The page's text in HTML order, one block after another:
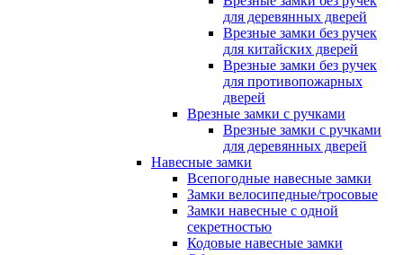
для деревянных дверей
Врезные замки без ручек
для китайских дверей
Врезные замки без ручек
для противопожарных
дверей
Врезные замки с ручками
Врезные замки с ручками
для деревянных дверей
Навесные замки
Всепогодные навесные замки
Замки велосипедные/тросовые
Замки навесные с одной
секретностью
Кодовые навесные замки